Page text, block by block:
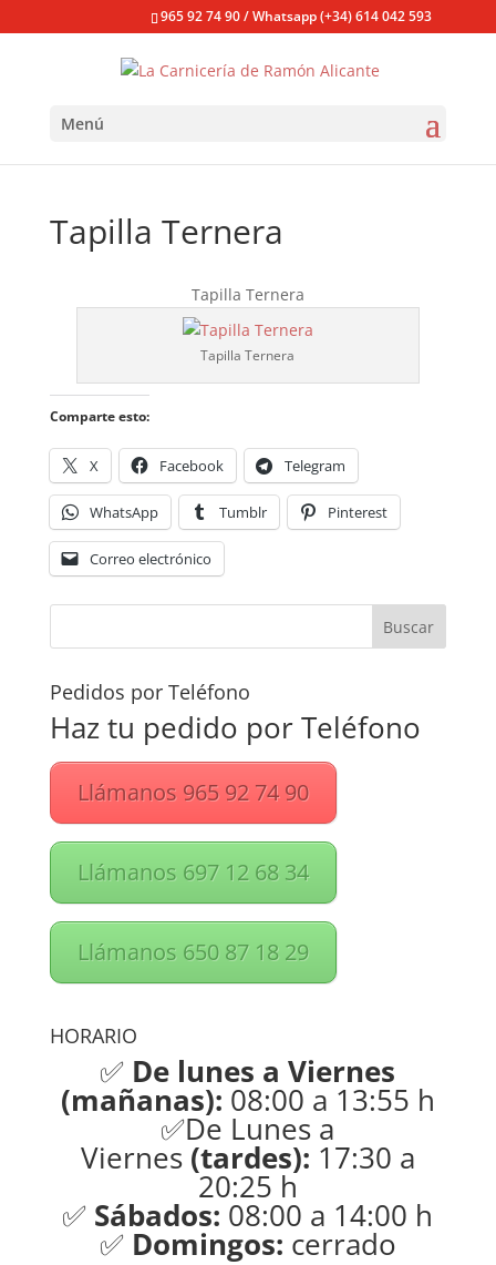
965 92 74 90 / Whatsapp (+34) 614 042 593
Menú
Tapilla Ternera
Tapilla Ternera
Tapilla Ternera
Comparte esto:
X Facebook Telegram
WhatsApp Tumblr Pinterest
Correo electrónico
Pedidos por Teléfono
Haz tu pedido por Teléfono
Llámanos 965 92 74 90
Llámanos 697 12 68 34
Llámanos 650 87 18 29
HORARIO
✅ De lunes a Viernes
(mañanas): 08:00 a 13:55 h
✅De Lunes a
Viernes(tardes): 17:30 a
20:25 h
✅ Sábados: 08:00 a 14:00 h
✅ Domingos: cerrado